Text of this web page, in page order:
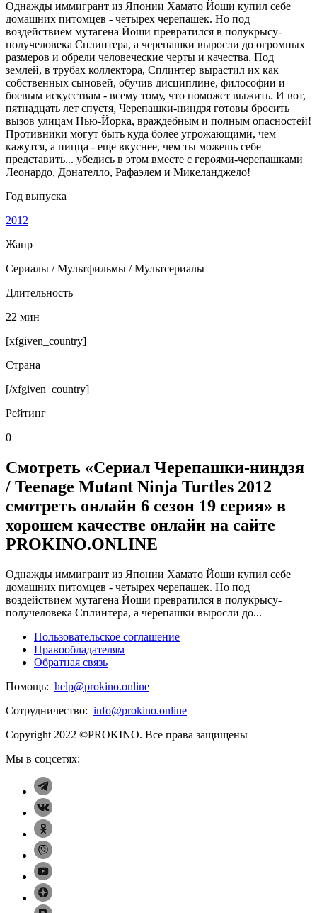
Однажды иммигрант из Японии Хамато Йоши купил себе
домашних питомцев - четырех черепашек. Но под
воздействием мутагена Йоши превратился в полукрысу-
получеловека Сплинтера, а черепашки выросли до огромных
размеров и обрели человеческие черты и качества. Под
землей, в трубах коллектора, Сплинтер вырастил их как
собственных сыновей, обучив дисциплине, философии и
боевым искусствам - всему тому, что поможет выжить. И вот,
пятнадцать лет спустя, Черепашки-ниндзя готовы бросить
вызов улицам Нью-Йорка, враждебным и полным опасностей!
Противники могут быть куда более угрожающими, чем
кажутся, а пицца - еще вкуснее, чем ты можешь себе
представить... убедись в этом вместе с героями-черепашками
Леонардо, Донателло, Рафаэлем и Микеланджело!
Год выпуска
2012
Жанр
Сериалы / Мультфильмы / Мультсериалы
Длительность
22 мин
[xfgiven_country]
Страна
[/xfgiven_country]
Рейтинг
0
Смотреть «Сериал Черепашки-ниндзя
/ Teenage Mutant Ninja Turtles 2012
смотреть онлайн 6 сезон 19 серия» в
хорошем качестве онлайн на сайте
PROKINO.ONLINE
Однажды иммигрант из Японии Хамато Йоши купил себе
домашних питомцев - четырех черепашек. Но под
воздействием мутагена Йоши превратился в полукрысу-
получеловека Сплинтера, а черепашки выросли до...
Пользовательское соглашение
Правообладателям
Обратная связь
Помощь: help@prokino.online
Сотрудничество: info@prokino.online
Copyright 2022 ©PROKINO. Все права защищены
Мы в соцсетях: